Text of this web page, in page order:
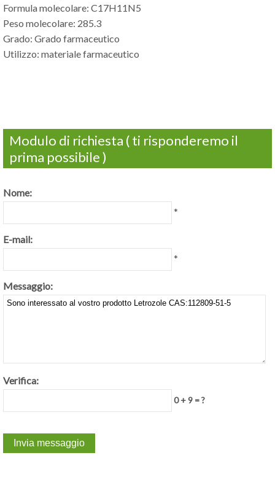
Formula molecolare: C17H11N5
Peso molecolare: 285.3
Grado: Grado farmaceutico
Utilizzo: materiale farmaceutico
Modulo di richiesta ( ti risponderemo il
prima possibile )
Nome:
*
E-mail:
*
Messaggio:
Verifica:
0 + 9 = ?